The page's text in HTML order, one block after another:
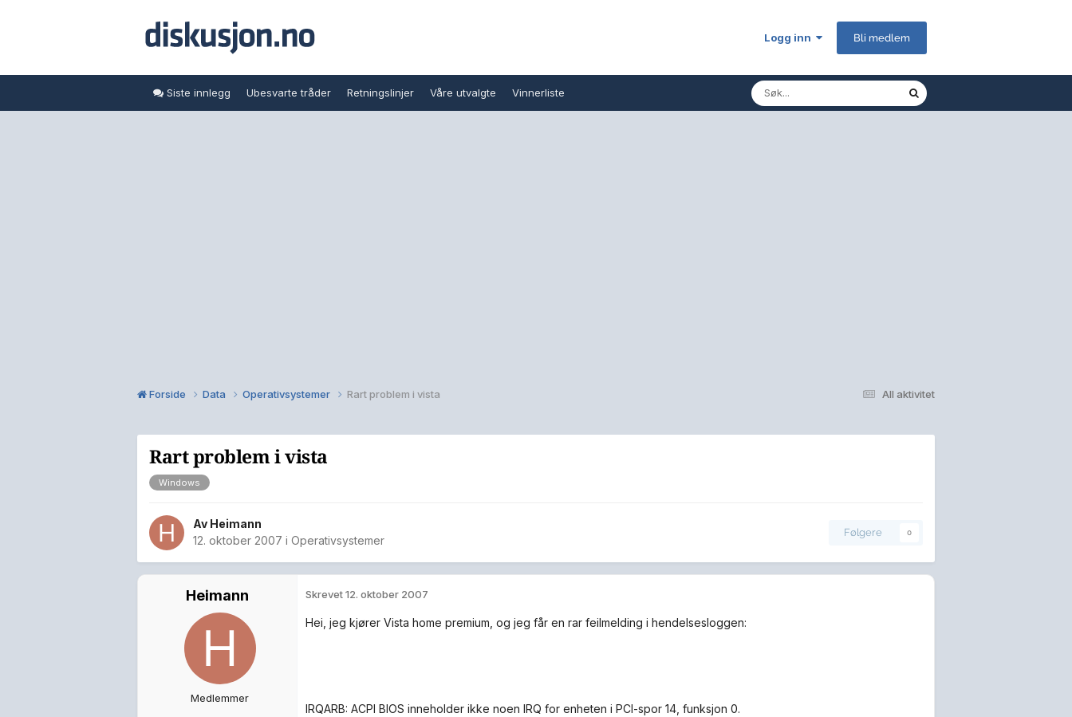
Logg inn Bli medlem
Siste innlegg Ubesvarte tråder Retningslinjer Våre utvalgte Vinnerliste
All aktivitet
Forside Data Operativsystemer Rart problem i vista
Rart problem i vista
Windows
Av Heimann
12. oktober 2007 i Operativsystemer
Følgere 0
Heimann
Medlemmer
Skrevet12. oktober 2007
Hei, jeg kjører Vista home premium, og jeg får en rar feilmelding i hendelsesloggen:
IRQARB: ACPI BIOS inneholder ikke noen IRQ for enheten i PCI-spor 14, funksjon 0.